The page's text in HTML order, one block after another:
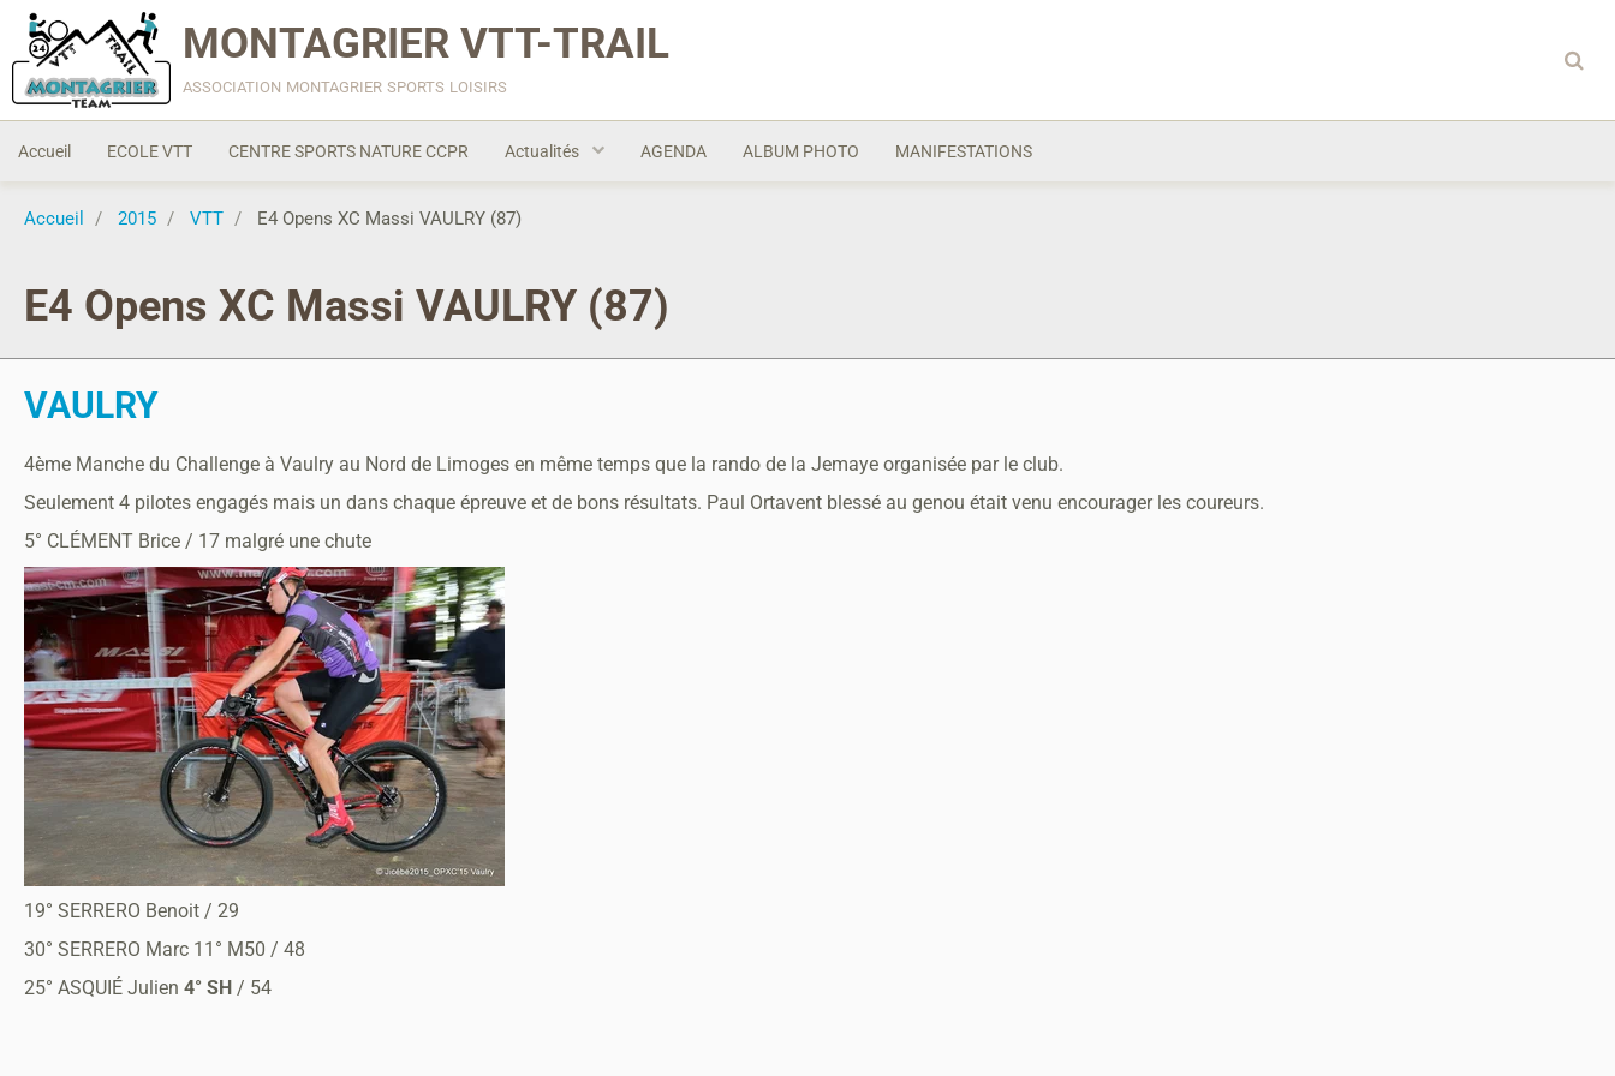
MONTAGRIER VTT-TRAIL
association montagrier sports loisirs
Accueil ECOLE VTT CENTRE SPORTS NATURE CCPR Actualités AGENDA ALBUM PHOTO MANIFESTATIONS
Accueil 2015 VTT E4 Opens XC Massi VAULRY (87)
E4 Opens XC Massi VAULRY (87)
VAULRY
4ème Manche du Challenge à Vaulry au Nord de Limoges en même temps que la rando de la Jemaye organisée par le club.
Seulement 4 pilotes engagés mais un dans chaque épreuve et de bons résultats. Paul Ortavent blessé au genou était venu encourager les coureurs.
5° CLÉMENT Brice / 17 malgré une chute
19° SERRERO Benoit / 29
30° SERRERO Marc 11° M50 / 48
25° ASQUIÉ Julien 4° SH / 54